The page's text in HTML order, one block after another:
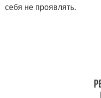
себя не проявлять.